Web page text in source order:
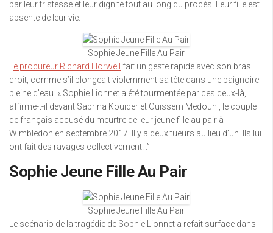
par leur tristesse et leur dignité tout au long du procès. Leur fille est
absente de leur vie.
Sophie Jeune Fille Au Pair
e procureur Richard Horwell
fait un geste rapide avec son bras
droit, comme s’il plongeait violemment sa tête dans une baignoire
pleine d’eau. « Sophie Lionnet a été tourmentée par ces deux-là,
affirme-t-il devant Sabrina Kouider et Ouissem Medouni, le couple
de français accusé du meurtre de leur jeune fille au pair à
Wimbledon en septembre 2017. Il y a deux tueurs au lieu d’un. Ils lui
ont fait des ravages collectivement. .”
Sophie Jeune Fille Au Pair
Sophie Jeune Fille Au Pair
Le scénario de la tragédie de Sophie Lionnet a refait surface dans